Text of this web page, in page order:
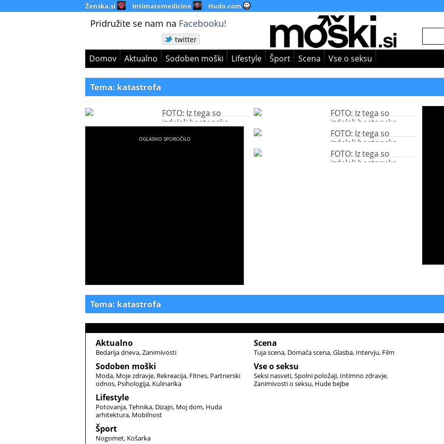
Ženska.si Intimatemedicine Hudo.com
Pridružite se nam na Facebooku!
twitter
Domov Aktualno Sodoben moški Lifestyle Šport Scena Vse o seksu
Tema: katastrofa
FOTO: Iz tega so
izdelali bostonsko
FOTO: Iz tega so
izdelali bostonsko
bombo
FOTO: Iz tega so
izdelali bostonsko
bombo
FOTO: Iz tega so
izdelali bostonsko
Tema: katastrofa
Aktualno
Bedarija dneva Zanimivosti
Sodoben moški
Moda Moje zdravje Rekreacija Fitnes Partnerski
odnos Psihologija Kulinarika
Lifestyle
Potovanja Tehnika Dizajn Moj dom Huda
arhitektura Mobilnost
Šport
Nogomet Košarka
Scena
Tuja scena Domača scena Glasba Intervju Film
Vse o seksu
Seksi nasveti Spolni položaji Intimno zdravje
Zanimivosti o seksu Hude bejbe